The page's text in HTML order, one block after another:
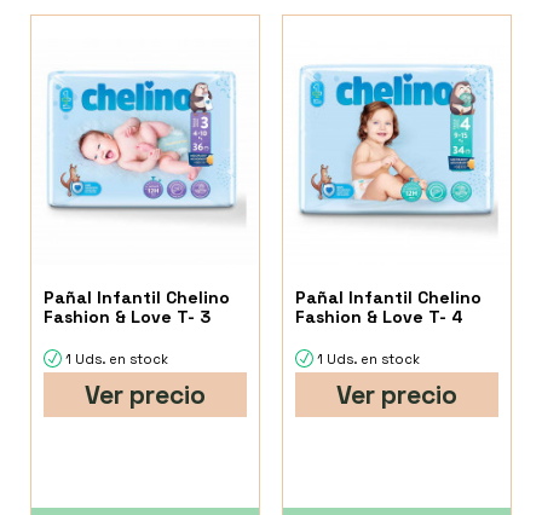
Pañal Infantil Chelino
Fashion & Love T- 3
1 Uds. en stock
Ver precio
Pañal Infantil Chelino
Fashion & Love T- 4
1 Uds. en stock
Ver precio